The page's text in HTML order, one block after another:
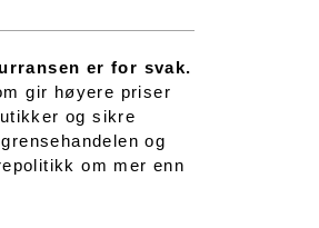
er for svak.
gir høyere priser
og sikre
og
om mer enn